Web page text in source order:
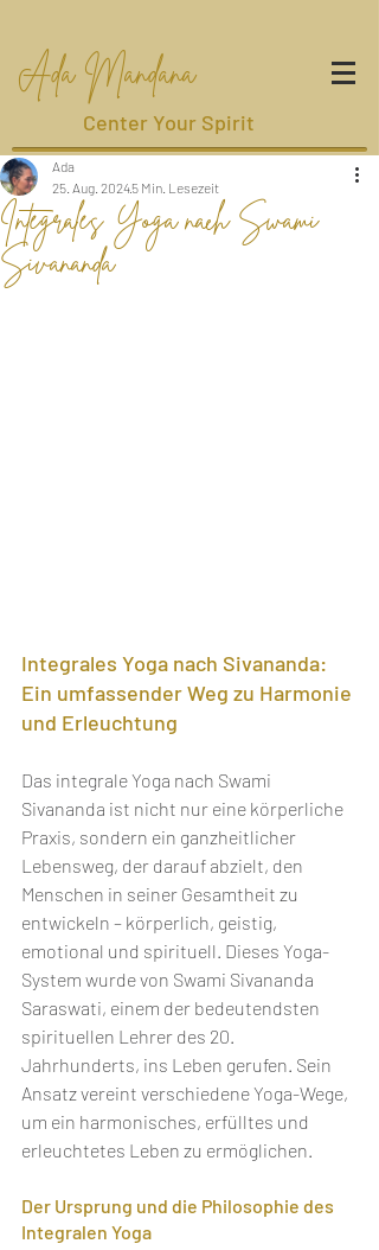
Ada Mandana
Center Your Spirit
Integrales Yoga nach Swami
Sivananda
Ada
25. Aug. 20245 Min. Lesezeit
Integrales Yoga nach Sivananda:
Ein umfassender Weg zu Harmonie
und Erleuchtung
Das integrale Yoga nach Swami
Sivananda ist nicht nur eine körperliche
Praxis, sondern ein ganzheitlicher
Lebensweg, der darauf abzielt, den
Menschen in seiner Gesamtheit zu
entwickeln – körperlich, geistig,
emotional und spirituell. Dieses Yoga-
System wurde von Swami Sivananda
Saraswati, einem der bedeutendsten
spirituellen Lehrer des 20.
Jahrhunderts, ins Leben gerufen. Sein
Ansatz vereint verschiedene Yoga-Wege,
um ein harmonisches, erfülltes und
erleuchtetes Leben zu ermöglichen.
Der Ursprung und die Philosophie des
Integralen Yoga